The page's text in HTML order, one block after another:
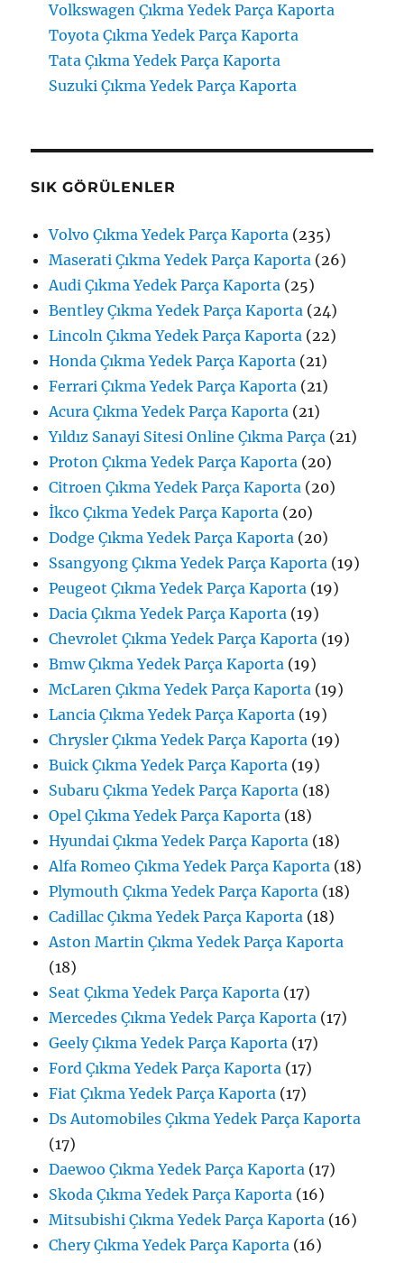
Volkswagen Çıkma Yedek Parça Kaporta
Toyota Çıkma Yedek Parça Kaporta
Tata Çıkma Yedek Parça Kaporta
Suzuki Çıkma Yedek Parça Kaporta
SIK GÖRÜLENLER
Volvo Çıkma Yedek Parça Kaporta (235)
Maserati Çıkma Yedek Parça Kaporta (26)
Audi Çıkma Yedek Parça Kaporta (25)
Bentley Çıkma Yedek Parça Kaporta (24)
Lincoln Çıkma Yedek Parça Kaporta (22)
Honda Çıkma Yedek Parça Kaporta (21)
Ferrari Çıkma Yedek Parça Kaporta (21)
Acura Çıkma Yedek Parça Kaporta (21)
Yıldız Sanayi Sitesi Online Çıkma Parça (21)
Proton Çıkma Yedek Parça Kaporta (20)
Citroen Çıkma Yedek Parça Kaporta (20)
İkco Çıkma Yedek Parça Kaporta (20)
Dodge Çıkma Yedek Parça Kaporta (20)
Ssangyong Çıkma Yedek Parça Kaporta (19)
Peugeot Çıkma Yedek Parça Kaporta (19)
Dacia Çıkma Yedek Parça Kaporta (19)
Chevrolet Çıkma Yedek Parça Kaporta (19)
Bmw Çıkma Yedek Parça Kaporta (19)
McLaren Çıkma Yedek Parça Kaporta (19)
Lancia Çıkma Yedek Parça Kaporta (19)
Chrysler Çıkma Yedek Parça Kaporta (19)
Buick Çıkma Yedek Parça Kaporta (19)
Subaru Çıkma Yedek Parça Kaporta (18)
Opel Çıkma Yedek Parça Kaporta (18)
Hyundai Çıkma Yedek Parça Kaporta (18)
Alfa Romeo Çıkma Yedek Parça Kaporta (18)
Plymouth Çıkma Yedek Parça Kaporta (18)
Cadillac Çıkma Yedek Parça Kaporta (18)
Aston Martin Çıkma Yedek Parça Kaporta
(18)
Seat Çıkma Yedek Parça Kaporta (17)
Mercedes Çıkma Yedek Parça Kaporta (17)
Geely Çıkma Yedek Parça Kaporta (17)
Ford Çıkma Yedek Parça Kaporta (17)
Fiat Çıkma Yedek Parça Kaporta (17)
Ds Automobiles Çıkma Yedek Parça Kaporta
(17)
Daewoo Çıkma Yedek Parça Kaporta (17)
Skoda Çıkma Yedek Parça Kaporta (16)
Mitsubishi Çıkma Yedek Parça Kaporta (16)
Chery Çıkma Yedek Parça Kaporta (16)